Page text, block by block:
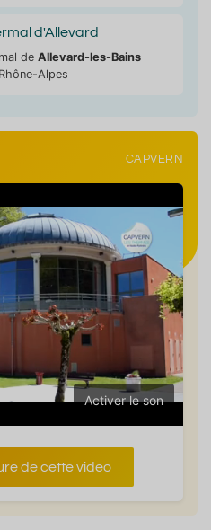
d'Allevard
de Allevard-les-Bains
Alpes
CAPVERN
Activer le son
de cette video